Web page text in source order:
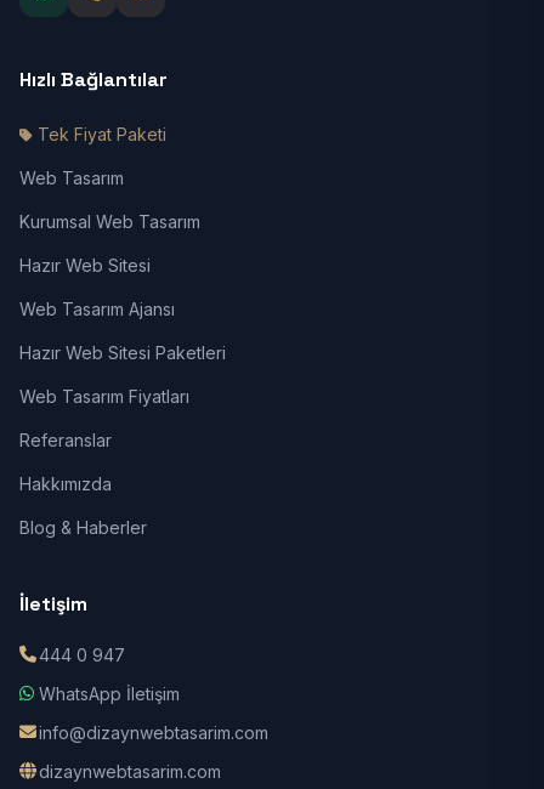
Hızlı Bağlantılar
Tek Fiyat Paketi
Web Tasarım
Kurumsal Web Tasarım
Hazır Web Sitesi
Web Tasarım Ajansı
Hazır Web Sitesi Paketleri
Web Tasarım Fiyatları
Referanslar
Hakkımızda
Blog & Haberler
İletişim
444 0 947
WhatsApp İletişim
info@dizaynwebtasarim.com
dizaynwebtasarim.com